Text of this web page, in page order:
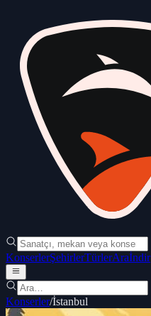
KonserlerŞehirlerTürlerAraİndir
Konserler/İstanbul